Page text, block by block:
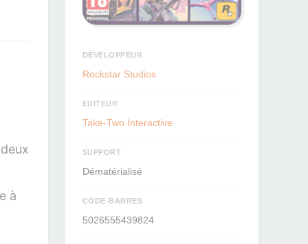
à
DÉVELOPPEUR
Rockstar Studios
EDITEUR
Take-Two Interactive
SUPPORT
Dématérialisé
CODE-BARRES
5026555439824